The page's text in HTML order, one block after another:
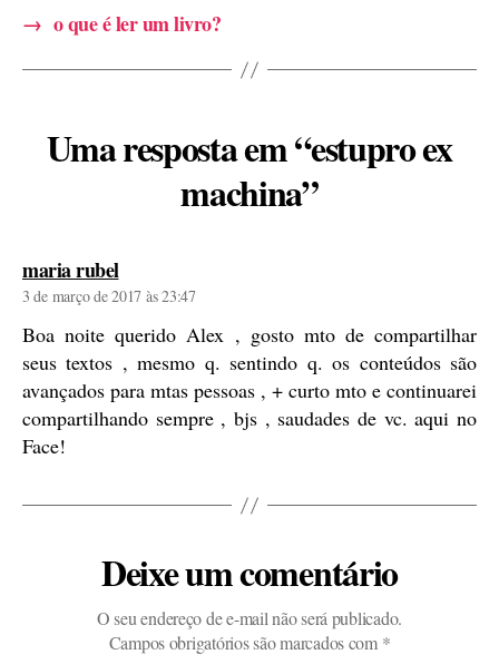
→ o que é ler um livro?
Uma resposta em “estupro ex
machina”
maria rubeldiz:
3 de março de 2017 às 23:47
Boa noite querido Alex , gosto mto de compartilhar
seus textos , mesmo q. sentindo q. os conteúdos são
avançados para mtas pessoas , + curto mto e continuarei
compartilhando sempre , bjs , saudades de vc. aqui no
Face!
Deixe um comentário
O seu endereço de e-mail não será publicado.
Campos obrigatórios são marcados com *